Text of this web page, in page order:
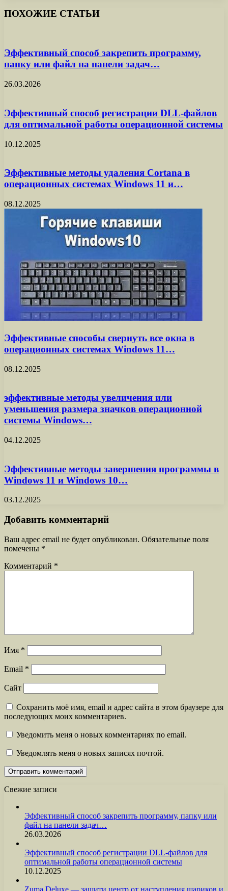
ПОХОЖИЕ СТАТЬИ
Эффективный способ закрепить программу,
папку или файл на панели задач…
26.03.2026
Эффективный способ регистрации DLL-файлов
для оптимальной работы операционной системы
10.12.2025
Эффективные методы удаления Cortana в
операционных системах Windows 11 и…
08.12.2025
Эффективные способы свернуть все окна в
операционных системах Windows 11…
08.12.2025
эффективные методы увеличения или
уменьшения размера значков операционной
системы Windows…
04.12.2025
Эффективные методы завершения программы в
Windows 11 и Windows 10…
03.12.2025
Добавить комментарий
Ваш адрес email не будет опубликован. Обязательные поля
помечены *
Комментарий *
Имя *
Email *
Сайт
Сохранить моё имя, email и адрес сайта в этом браузере для
последующих моих комментариев.
Уведомить меня о новых комментариях по email.
Уведомлять меня о новых записях почтой.
Свежие записи
Эффективный способ закрепить программу, папку или
файл на панели задач…
26.03.2026
Эффективный способ регистрации DLL-файлов для
оптимальной работы операционной системы
10.12.2025
Zuma Deluxe — защити центр от наступления шариков и